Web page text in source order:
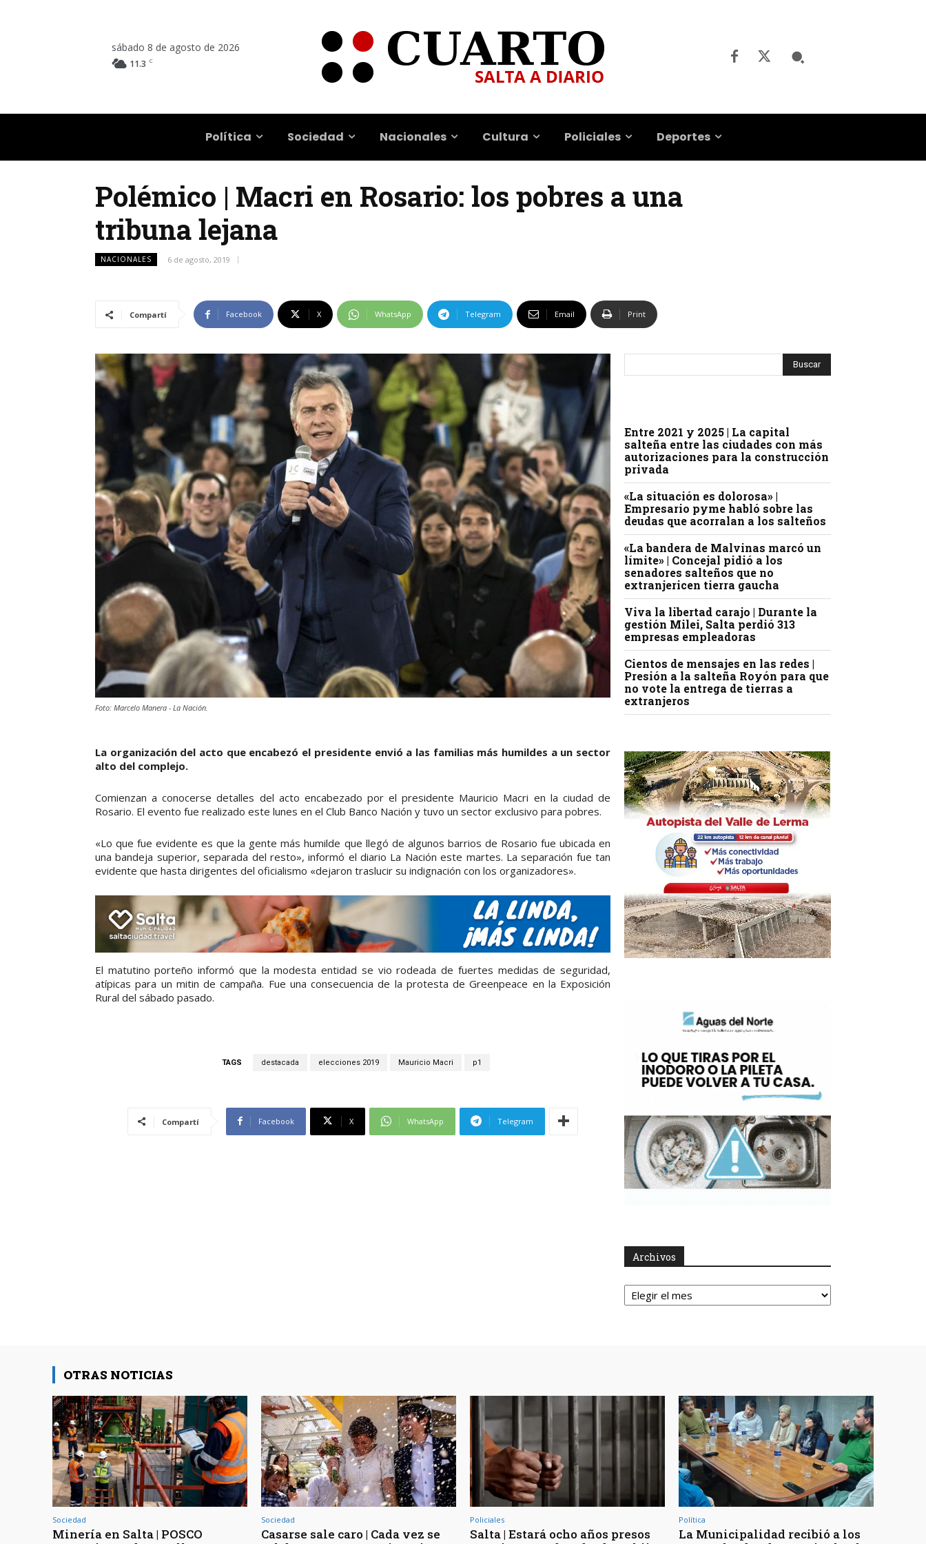
sábado 8 de agosto de 2026
11.3 C
Política Sociedad Nacionales Cultura Policiales Deportes
Polémico | Macri en Rosario: los pobres a una
tribuna lejana
NACIONALES 6 de agosto, 2019
Compartí Facebook X WhatsApp Telegram Email Print
Foto: Marcelo Manera - La Nación.
La organización del acto que encabezó el presidente envió a las familias más humildes a un sector
alto del complejo.
Comienzan a conocerse detalles del acto encabezado por el presidente Mauricio Macri en la ciudad de
Rosario. El evento fue realizado este lunes en el Club Banco Nación y tuvo un sector exclusivo para pobres.
«Lo que fue evidente es que la gente más humilde que llegó de algunos barrios de Rosario fue ubicada en
una bandeja superior, separada del resto», informó el diario La Nación este martes. La separación fue tan
evidente que hasta dirigentes del oficialismo «dejaron traslucir su indignación con los organizadores».
El matutino porteño informó que la modesta entidad se vio rodeada de fuertes medidas de seguridad,
atípicas para un mitin de campaña. Fue una consecuencia de la protesta de Greenpeace en la Exposición
Rural del sábado pasado.
TAGS destacada elecciones 2019 Mauricio Macri p1
Compartí Facebook X WhatsApp Telegram
Entre 2021 y 2025 | La capital
salteña entre las ciudades con más
autorizaciones para la construcción
privada
«La situación es dolorosa» |
Empresario pyme habló sobre las
deudas que acorralan a los salteños
«La bandera de Malvinas marcó un
límite» | Concejal pidió a los
senadores salteños que no
extranjericen tierra gaucha
Viva la libertad carajo | Durante la
gestión Milei, Salta perdió 313
empresas empleadoras
Cientos de mensajes en las redes |
Presión a la salteña Royón para que
no vote la entrega de tierras a
extranjeros
Archivos
Archivos
OTRAS NOTICIAS
Sociedad
Minería en Salta | POSCO
Sociedad
Casarse sale caro | Cada vez se
Policiales
Salta | Estará ocho años presos
Política
La Municipalidad recibió a los